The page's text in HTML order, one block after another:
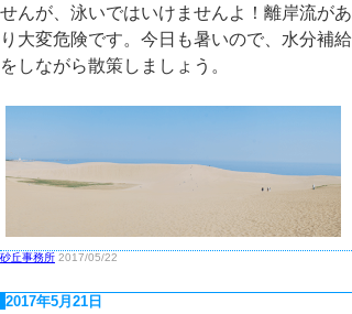
せんが、泳いではいけませんよ！離岸流があ
り大変危険です。今日も暑いので、水分補給
をしながら散策しましょう。
砂丘事務所 2017/05/22
2017年5月21日